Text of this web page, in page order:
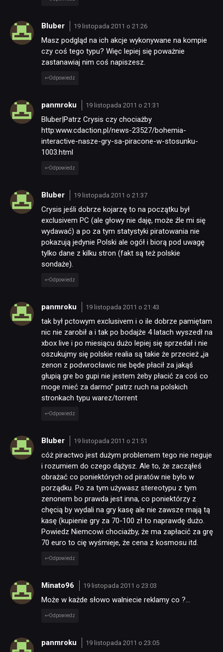
Bluber 19 listopada 2011 o 21:26
Masz podgląd na ich akcje wykonywane na kompie
czy coś tego typu? Więc lepiej się poważnie
zastanawiaj nim coś napiszesz.
Odpowiedz
panmroku 19 listopada 2011 o 21:31
Bluber|Patrz Crysis czy chociażby
http:www.cdaction.pl/news-23527/bohemia-
interactive-nasze-gry-sa-piracone-w-stosunku-
1003.html
Odpowiedz
Bluber 19 listopada 2011 o 21:37
Crysis jeśli dobrze kojarzę to na początku był
exclusivem PC (ale głowy nie daję, może źle mi się
wydawać) a po za tym statystyki piratowania nie
pokazują jedynie Polski ale ogół i biorą pod uwagę
tylko dane z kilku stron (fakt są też polskie
sondaże).
Odpowiedz
panmroku 19 listopada 2011 o 21:43
tak był pctowym exclusivem i o ile dobrze pamiętam
nic nie zarobił a i tak po bodajże 4 latach wyszedł na
xbox live i po miesiącu dużo lepiej się sprzedał i nie
oszukujmy się polskie realia są takie że przecież „ja
zenon z podwrocławic nie będe płacił za jakąś
głupią gre bo gupi nie jestem żeby płacić za coś co
moge mieć za darmo” patrz ruch na polskich
stronkach typu warez/torrent
Odpowiedz
Bluber 19 listopada 2011 o 21:51
cóż piractwo jest dużym problemem tego nie neguje
i rozumiem do czego dążysz. Ale to, że zacząłeś
obrażać co poniektórych od piratów nie było w
porządku. Po za tym używasz stereotypu z tym
zenonem bo prawda jest inna, co poniektórzy z
chęcią by wydali na gry kasę ale nie zawsze mają tą
kasę (kupienie gry za 70-100 zł to naprawdę dużo.
Powiedz Niemcowi chociażby, że ma zapłacić za grę
70 euro to cię wyśmieje, że cena z kosmosu itd.
Odpowiedz
Minato96 19 listopada 2011 o 23:03
Może w każde słowo walniecie reklamy co ?…
Odpowiedz
panmroku 19 listopada 2011 o 23:05